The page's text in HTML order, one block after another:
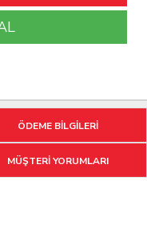
ÖDEME BİLGİLERİ
MÜŞTERİ YORUMLARI